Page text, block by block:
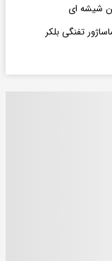
شیشه ای
تفنگی بلکر